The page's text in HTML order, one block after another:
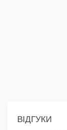
ВІДГУКИ